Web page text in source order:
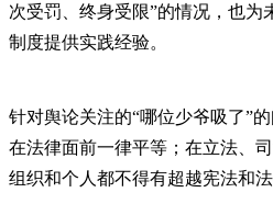
次受罚、终身受限”的情况，也为
制度提供实践经验。
针对舆论关注的“哪位少爷吸了”
在法律面前一律平等；在立法、
组织和个人都不得有超越宪法和法